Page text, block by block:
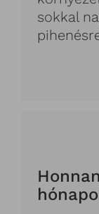
sokkal